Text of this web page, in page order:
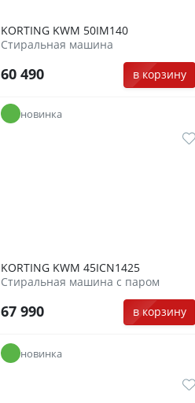
KORTING KWM 50IM140
Стиральная машина
60 490 в корзину
новинка
KORTING KWM 45ICN1425
Стиральная машина с паром
67 990 в корзину
новинка